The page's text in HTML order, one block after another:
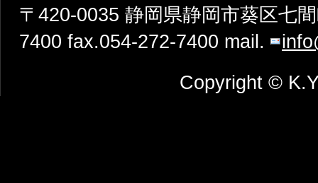
〒420-0035 静岡県静岡市葵区七
7400 fax.054-272-7400 mail.
Copyright ©